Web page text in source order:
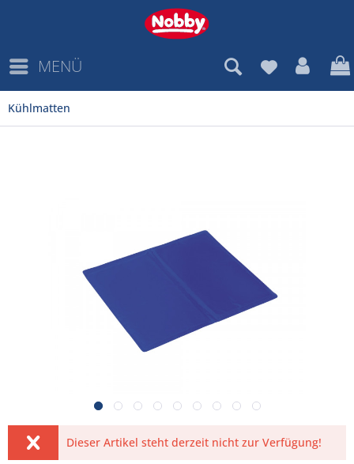
MENÜ
Kühlmatten
Dieser Artikel steht derzeit nicht zur Verfügung!